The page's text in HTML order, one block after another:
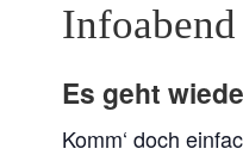
Es geht
Komm‘ doch